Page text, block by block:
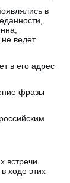
в
ведет
в его адрес
фразы
ходе этих